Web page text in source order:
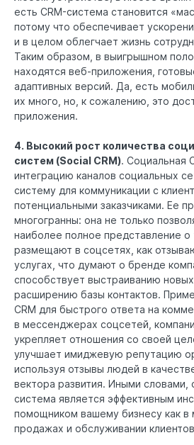
есть CRM-система становится
потому что обеспечивает
и в целом облегчает жизнь
Таким образом, в выигрышном
находятся веб-приложения,
адаптивных версий. Да, есть
их много, но, к сожалению, это
приложения.
4. Высокий рост количества
систем (Social CRM). Социальная
интеграцию каналов социальных
систему для коммуникации с
потенциальными заказчиками. Ее
многогранны: она не только
наиболее полное представление
размещают в соцсетях, как
услугах, что думают о бренде
способствует выстраиванию
расширению базы контактов.
CRM для быстрого ответа на
в мессенджерах соцсетей,
укрепляет отношения со своей
улучшает имиджевую репутацию
используя отзывы людей в
вектора развития. Иными словами,
система является эффективным
помощником вашему бизнесу как в
продажах и обслуживании